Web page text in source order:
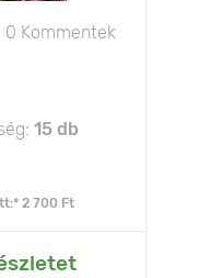
0 Kommentek
15 db
2 700 Ft